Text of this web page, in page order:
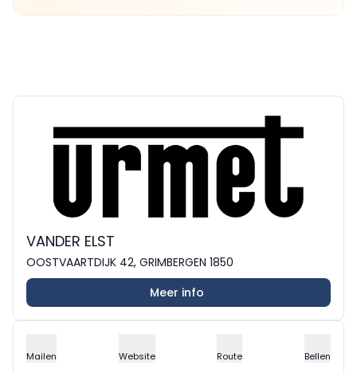
VANDER ELST
OOSTVAARTDIJK 42, GRIMBERGEN 1850
Meer info
Mailen Website Route Bellen